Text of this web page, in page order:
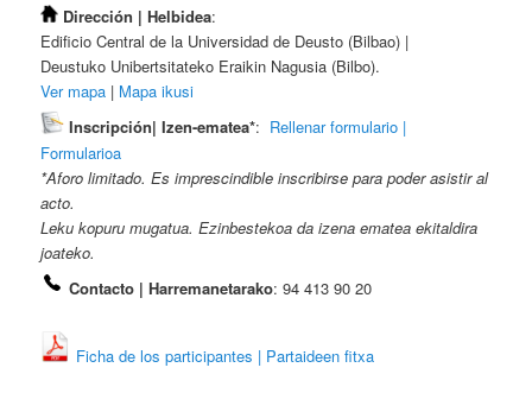
Dirección | Helbidea:
Edificio Central de la Universidad de Deusto (Bilbao) |
Deustuko Unibertsitateko Eraikin Nagusia (Bilbo).
Ver mapa | Mapa ikusi
Inscripción| Izen-ematea*: Rellenar formulario |
Formularioa
*Aforo limitado. Es imprescindible inscribirse para poder asistir al
acto.
Leku kopuru mugatua. Ezinbestekoa da izena ematea ekitaldira
joateko.
Contacto | Harremanetarako: 94 413 90 20
Ficha de los participantes | Partaideen fitxa